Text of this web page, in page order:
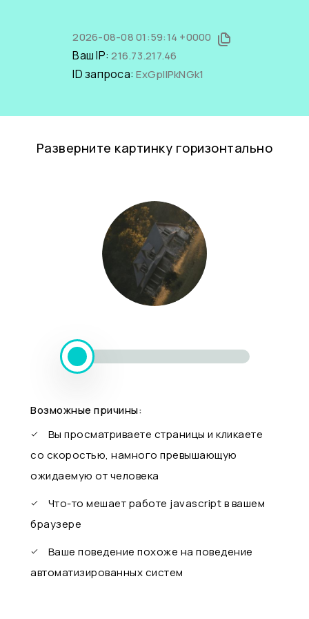
2026-08-08 01:59:14 +0000
Ваш IP:216.73.217.46
ID запроса:ExGpIIPkNGk1
Разверните картинку горизонтально
Возможные причины:
Вы просматриваете страницы и кликаете
со скоростью, намного превышающую
ожидаемую от человека
Что-то мешает работе javascript в вашем
браузере
Ваше поведение похоже на поведение
автоматизированных систем